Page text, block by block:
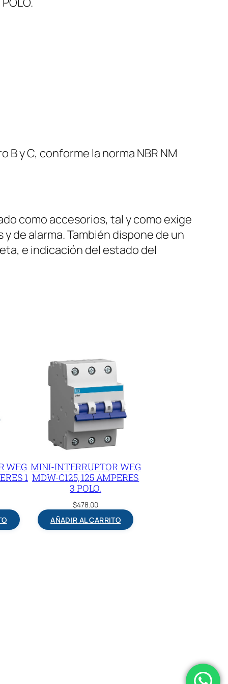
B y C, conforme la norma NBR NM
como accesorios, tal y como exige
y de alarma. También dispone de un
e indicación del estado del
WEG
1
MINI-INTERRUPTOR WEG
MDW-C125, 125 AMPERES
3 POLO.
$478.00
AÑADIR AL CARRITO